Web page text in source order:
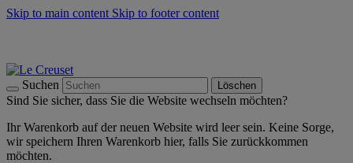
Skip to main content Skip to footer content
Suchen Löschen
Sind Sie sicher, dass Sie die Website wechseln möchten?
Ihr Warenkorb auf der neuen Website wird leer sein. Keine Sorge,
wir speichern Ihren Warenkorb hier, falls Sie zurückkommen
möchten.